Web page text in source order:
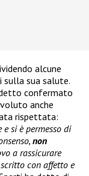
alcune
sulla sua salute.
confermato
anche
rispettata:
si è permesso di
non
a rassicurare
con affetto e